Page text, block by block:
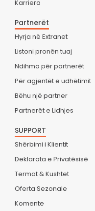
Karriera
Partnerët
Hyrja në Extranet
Listoni pronën tuaj
Ndihma për partnerët
Për agjentët e udhëtimit
Bëhu një partner
Partnerët e Lidhjes
SUPPORT
Shërbimi i Klientit
Deklarata e Privatësisë
Termat & Kushtet
Oferta Sezonale
Komente